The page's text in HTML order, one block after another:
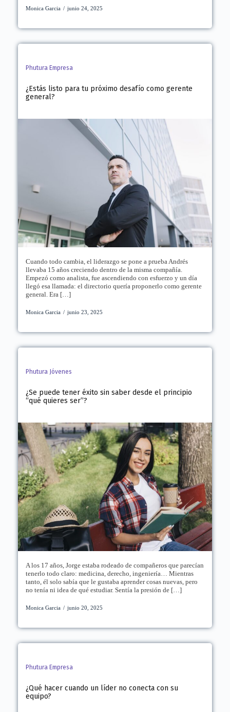
Monica Garcia / junio 24, 2025
Phutura Empresa
¿Estás listo para tu próximo desafío como gerente
general?
Cuando todo cambia, el liderazgo se pone a prueba Andrés
llevaba 15 años creciendo dentro de la misma compañía.
Empezó como analista, fue ascendiendo con esfuerzo y un día
llegó esa llamada: el directorio quería proponerlo como gerente
general. Era […]
Monica Garcia / junio 23, 2025
Phutura Jóvenes
¿Se puede tener éxito sin saber desde el principio
“qué quieres ser”?
A los 17 años, Jorge estaba rodeado de compañeros que parecían
tenerlo todo claro: medicina, derecho, ingeniería… Mientras
tanto, él solo sabía que le gustaba aprender cosas nuevas, pero
no tenía ni idea de qué estudiar. Sentía la presión de […]
Monica Garcia / junio 20, 2025
Phutura Empresa
¿Qué hacer cuando un líder no conecta con su
equipo?